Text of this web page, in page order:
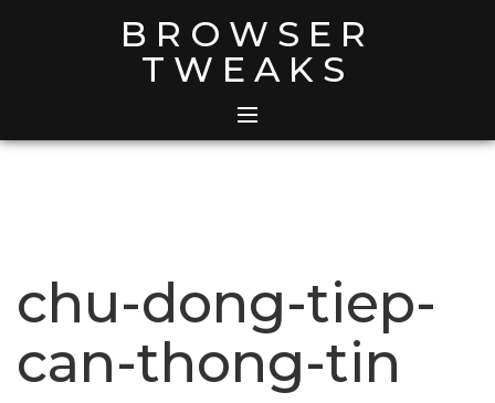
BROWSER
TWEAKS
chu-dong-tiep-
can-thong-tin